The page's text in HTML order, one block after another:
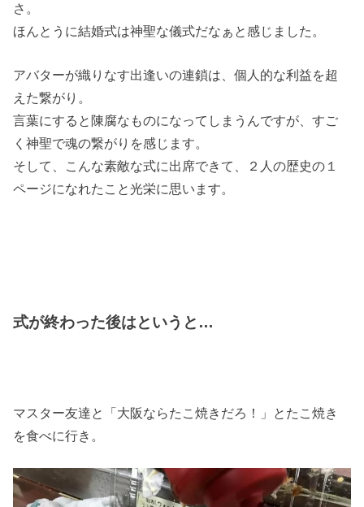
さ。
ほんとうに結婚式は神聖な儀式だなぁと感じました。
アバターが織りなす出逢いの連鎖は、個人的な利益を超
えた繋がり。
言葉にすると陳腐なものになってしまうんですが、すご
く神聖で魂の繋がりを感じます。
そして、こんな素敵な式に出席できて、２人の歴史の１
ページになれたこと光栄に思います。
式が終わった後はというと…
マスター友達と「大阪ならたこ焼きだろ！」とたこ焼き
を食べに行き。